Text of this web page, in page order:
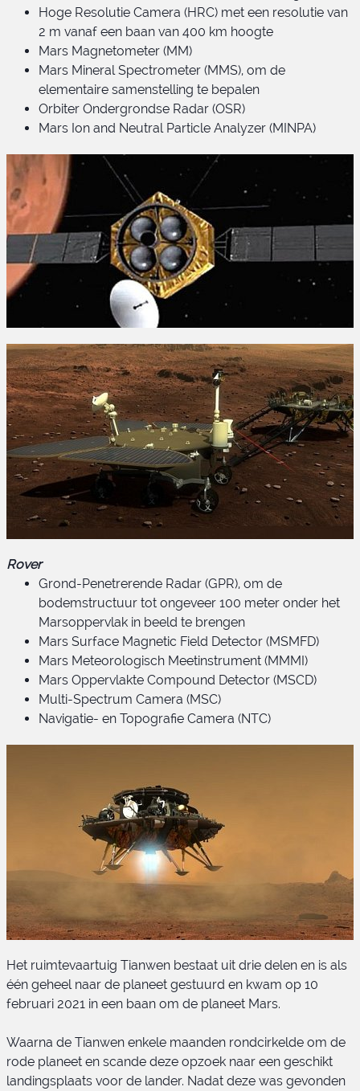
Hoge Resolutie Camera (HRC) met een resolutie van
2 m vanaf een baan van 400 km hoogte
Mars Magnetometer (MM)
Mars Mineral Spectrometer (MMS), om de
elementaire samenstelling te bepalen
Orbiter Ondergrondse Radar (OSR)
Mars Ion and Neutral Particle Analyzer (MINPA)
Rover
Grond-Penetrerende Radar (GPR), om de
bodemstructuur tot ongeveer 100 meter onder het
Marsoppervlak in beeld te brengen
Mars Surface Magnetic Field Detector (MSMFD)
Mars Meteorologisch Meetinstrument (MMMI)
Mars Oppervlakte Compound Detector (MSCD)
Multi-Spectrum Camera (MSC)
Navigatie- en Topografie Camera (NTC)
Het ruimtevaartuig Tianwen bestaat uit drie delen en is als
één geheel naar de planeet gestuurd en kwam op 10
februari 2021 in een baan om de planeet Mars.
Waarna de Tianwen enkele maanden rondcirkelde om de
rode planeet en scande deze opzoek naar een geschikt
landingsplaats voor de lander. Nadat deze was gevonden